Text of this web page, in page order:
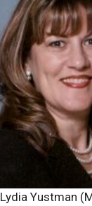
Lydia Yustman